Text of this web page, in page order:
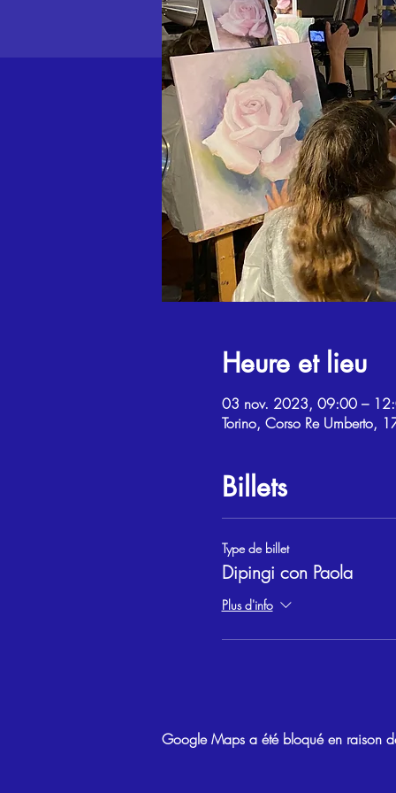
Heure et lieu
03 nov. 2023, 09:00 –
Torino, Corso Re Umberto,
Billets
Type de billet
Dipingi con Paola
Plus d'info
Google Maps a été bloqué en raison